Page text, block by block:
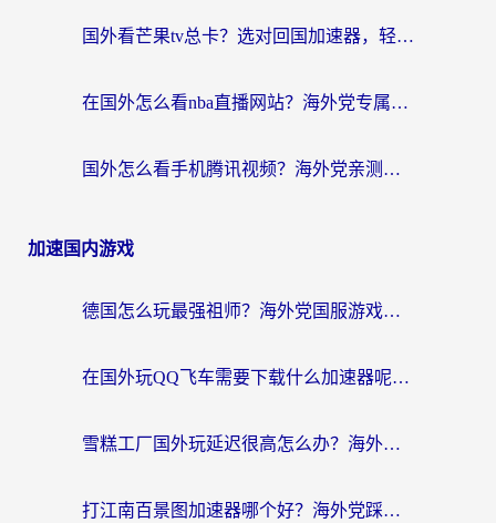
国外看芒果tv总卡？选对回国加速器，轻松追《浪姐》不费劲
在国外怎么看nba直播网站？海外党专属体育观赛指南，告别地区限制！
国外怎么看手机腾讯视频？海外党亲测有效的追剧加速器选择指南
加速国内游戏
德国怎么玩最强祖师？海外党国服游戏加速器选择全攻略（附宝可梦Online实测）
在国外玩QQ飞车需要下载什么加速器呢？海外党亲测有效的国服游戏加速指南
雪糕工厂国外玩延迟很高怎么办？海外玩家国服游戏加速终极攻略（附实测推荐）
打江南百景图加速器哪个好？海外党踩坑N次后，终于找到不卡的秘诀